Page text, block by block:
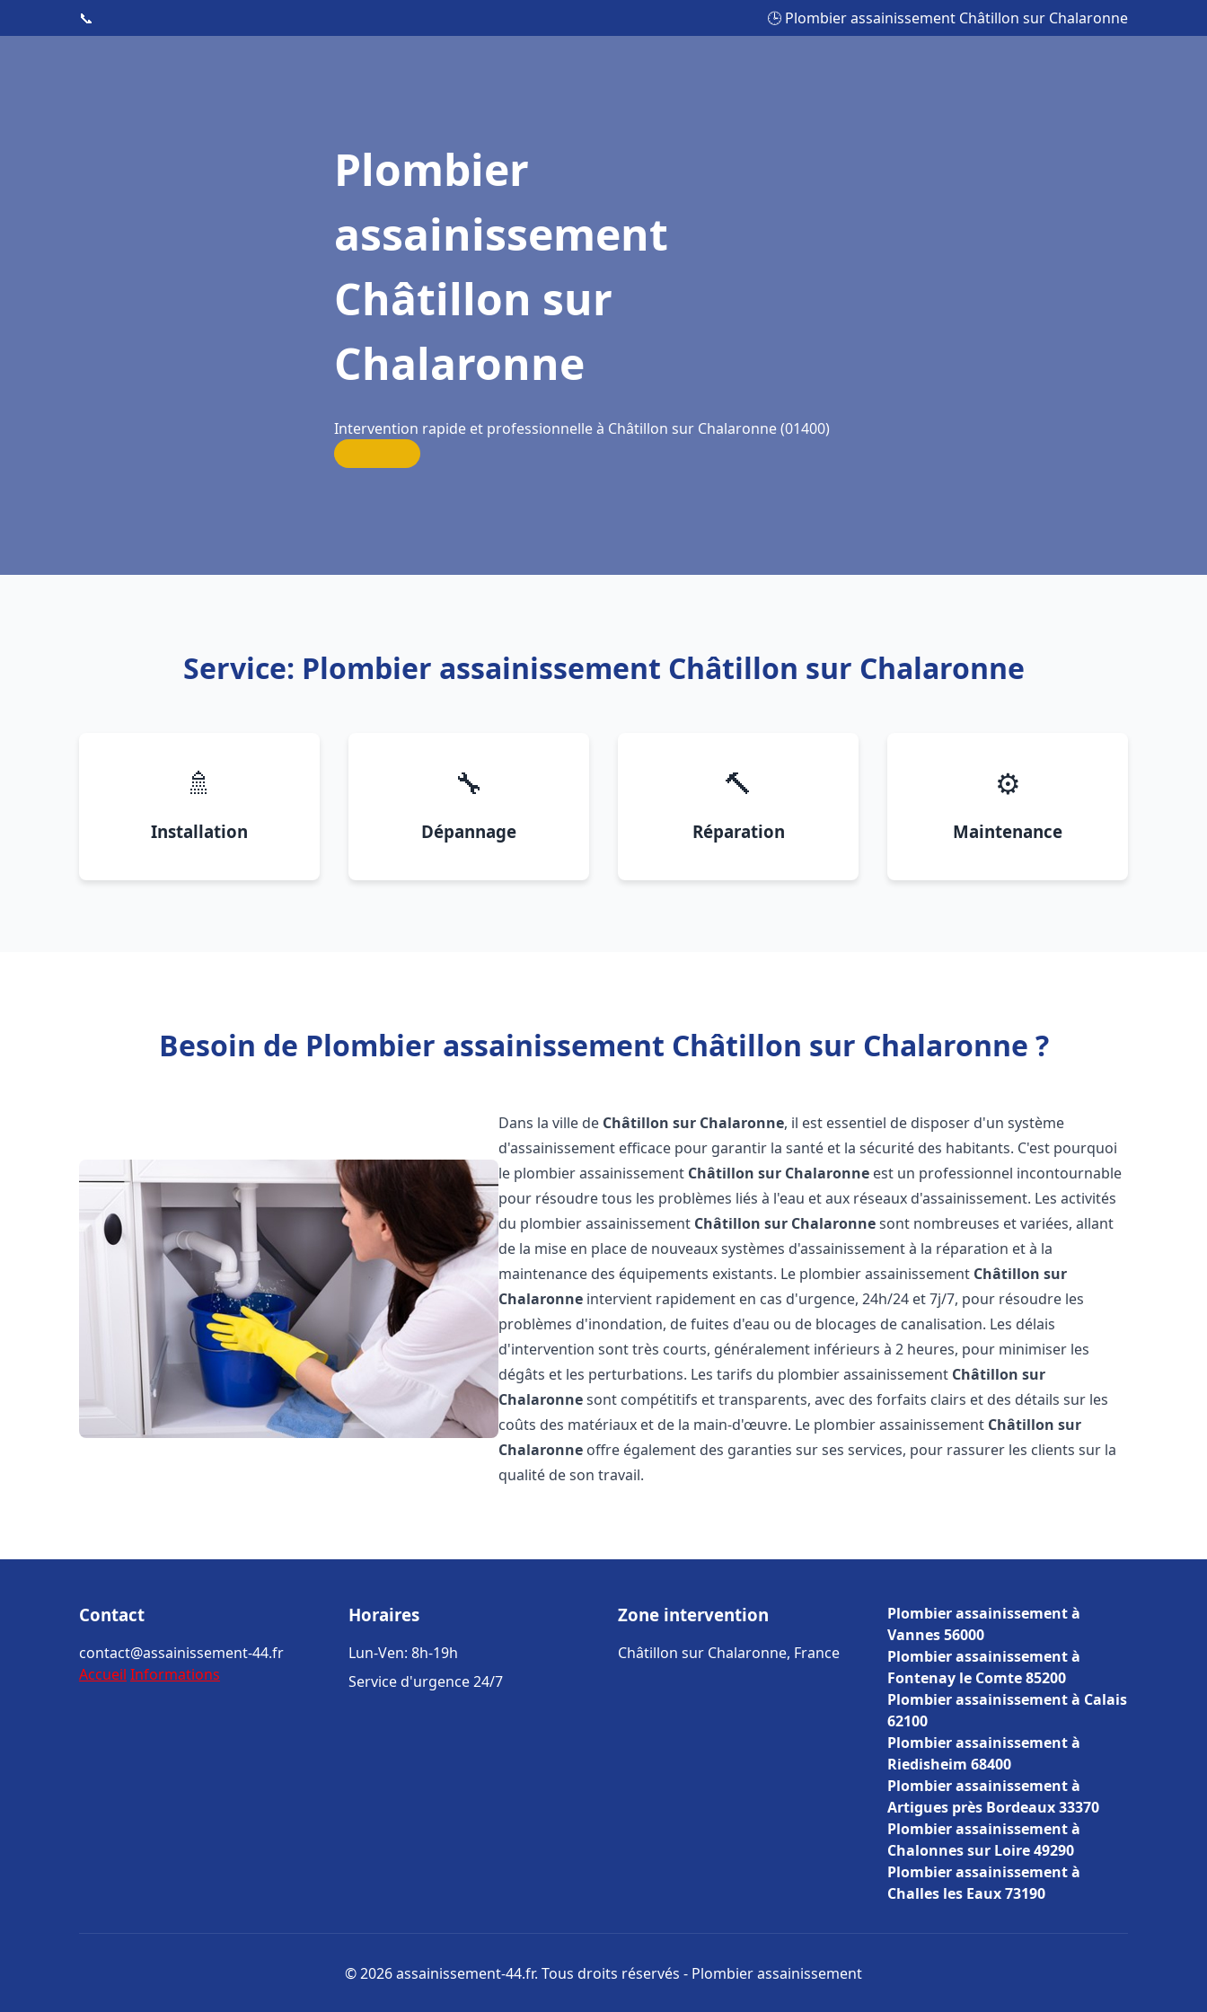
📞 🕒 Plombier assainissement Châtillon sur Chalaronne
Plombier
assainissement
Châtillon sur
Chalaronne
Intervention rapide et professionnelle à Châtillon sur Chalaronne (01400)
Service: Plombier assainissement Châtillon sur Chalaronne
🚿
Installation
🔧
Dépannage
🔨
Réparation
⚙️
Maintenance
Besoin de Plombier assainissement Châtillon sur Chalaronne ?
Dans la ville de Châtillon sur Chalaronne, il est essentiel de disposer d'un système
d'assainissement efficace pour garantir la santé et la sécurité des habitants. C'est pourquoi
le plombier assainissement Châtillon sur Chalaronne est un professionnel incontournable
pour résoudre tous les problèmes liés à l'eau et aux réseaux d'assainissement. Les activités
du plombier assainissement Châtillon sur Chalaronnesont nombreuses et variées, allant
de la mise en place de nouveaux systèmes d'assainissement à la réparation et à la
maintenance des équipements existants. Le plombier assainissement Châtillon sur
Chalaronne intervient rapidement en cas d'urgence, 24h/24 et 7j/7, pour résoudre les
problèmes d'inondation, de fuites d'eau ou de blocages de canalisation. Les délais
d'intervention sont très courts, généralement inférieurs à 2 heures, pour minimiser les
dégâts et les perturbations. Les tarifs du plombier assainissement Châtillon sur
Chalaronnesont compétitifs et transparents, avec des forfaits clairs et des détails sur les
coûts des matériaux et de la main-d'œuvre. Le plombier assainissement Châtillon sur
Chalaronne offre également des garanties sur ses services, pour rassurer les clients sur la
qualité de son travail.
Contact
contact@assainissement-44.fr
Accueil Informations
Horaires
Lun-Ven: 8h-19h
Service d'urgence 24/7
Zone intervention
Châtillon sur Chalaronne, France
Plombier assainissement à
Vannes 56000
Plombier assainissement à
Fontenay le Comte 85200
Plombier assainissement à Calais
62100
Plombier assainissement à
Riedisheim 68400
Plombier assainissement à
Artigues près Bordeaux 33370
Plombier assainissement à
Chalonnes sur Loire 49290
Plombier assainissement à
Challes les Eaux 73190
© 2026 assainissement-44.fr. Tous droits réservés - Plombier assainissement